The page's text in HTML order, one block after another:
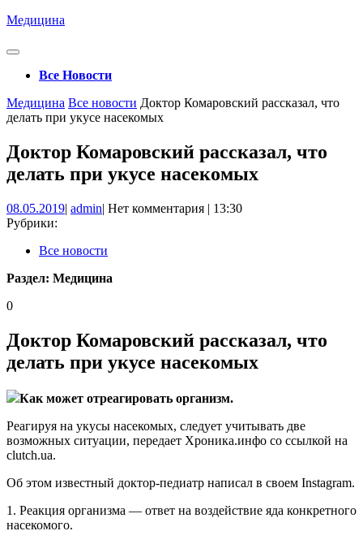
Перейти
содержимому
Медицина
Кнопка
ОткрытьВсе Новости
Кнопка
Закрыть
Медицина Все новости Доктор Комаровский рассказал, что
делать при укусе насекомых
Доктор Комаровский рассказал, что
делать при укусе насекомых
08.05.201908.05.2019
| adminadmin
| Нет комментария | 13:30
Рубрики:
Все новости
Раздел: Медицина
0
Доктор Комаровский рассказал, что
делать при укусе насекомых
Как может отреагировать организм.
Реагируя на укусы насекомых, следует учитывать две
возможных ситуации, передает Хроника.инфо со ссылкой на
clutch.ua.
Об этом известный доктор-педиатр написал в своем Instagram.
1. Реакция организма — ответ на воздействие яда конкретного
насекомого.